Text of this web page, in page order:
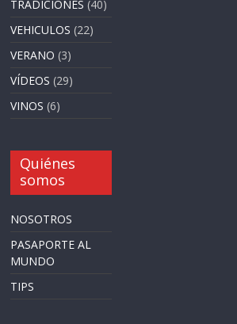
TRADICIONES (40)
VEHICULOS (22)
VERANO (3)
VÍDEOS (29)
VINOS (6)
Quiénes
somos
NOSOTROS
PASAPORTE AL
MUNDO
TIPS